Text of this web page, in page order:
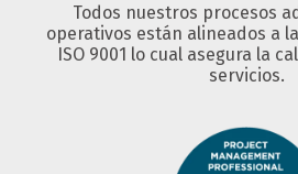
Todos nuestros procesos
operativos están alineados a
ISO 9001 lo cual asegura la
servicios.